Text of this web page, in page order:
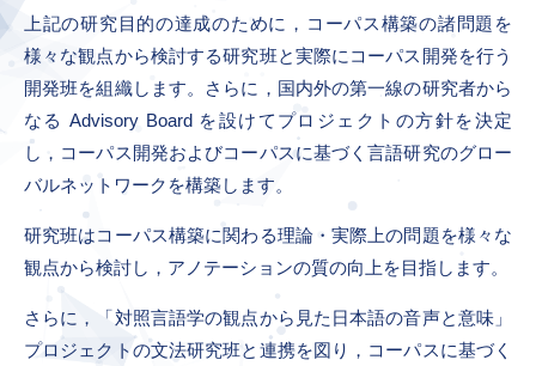
上記の研究目的の達成のために，コーパス構築の諸問題を
様々な観点から検討する研究班と実際にコーパス開発を行う
開発班を組織します。さらに，国内外の第一線の研究者から
なる Advisory Board を設けてプロジェクトの方針を決定
し，コーパス開発およびコーパスに基づく言語研究のグロー
バルネットワークを構築します。
研究班はコーパス構築に関わる理論・実際上の問題を様々な
観点から検討し，アノテーションの質の向上を目指します。
さらに，「対照言語学の観点から見た日本語の音声と意味」
プロジェクトの文法研究班と連携を図り，コーパスに基づく